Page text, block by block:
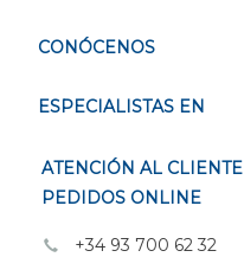
CONÓCENOS
ESPECIALISTAS EN
ATENCIÓN AL CLIENTE
PEDIDOS ONLINE
+34 93 700 62 32